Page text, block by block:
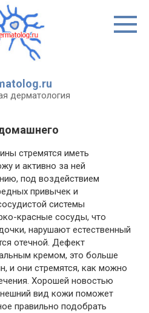
дерматология
стремятся иметь
и активно за ней
под воздействием
привычек и
системы
красные сосуды, что
нарушают естественный
отечной. Дефект
кремом, это больше
и они стремятся, как можно
Хорошей новостью
вид кожи поможет
правильно подобрать